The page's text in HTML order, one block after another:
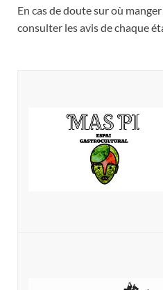
En cas de doute sur où manger
consulter les avis de chaque